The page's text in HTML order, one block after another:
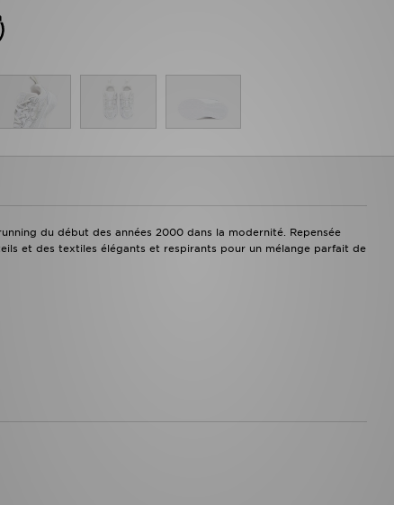
du début des années 2000 dans la modernité. Repensée
et des textiles élégants et respirants pour un mélange parfait de